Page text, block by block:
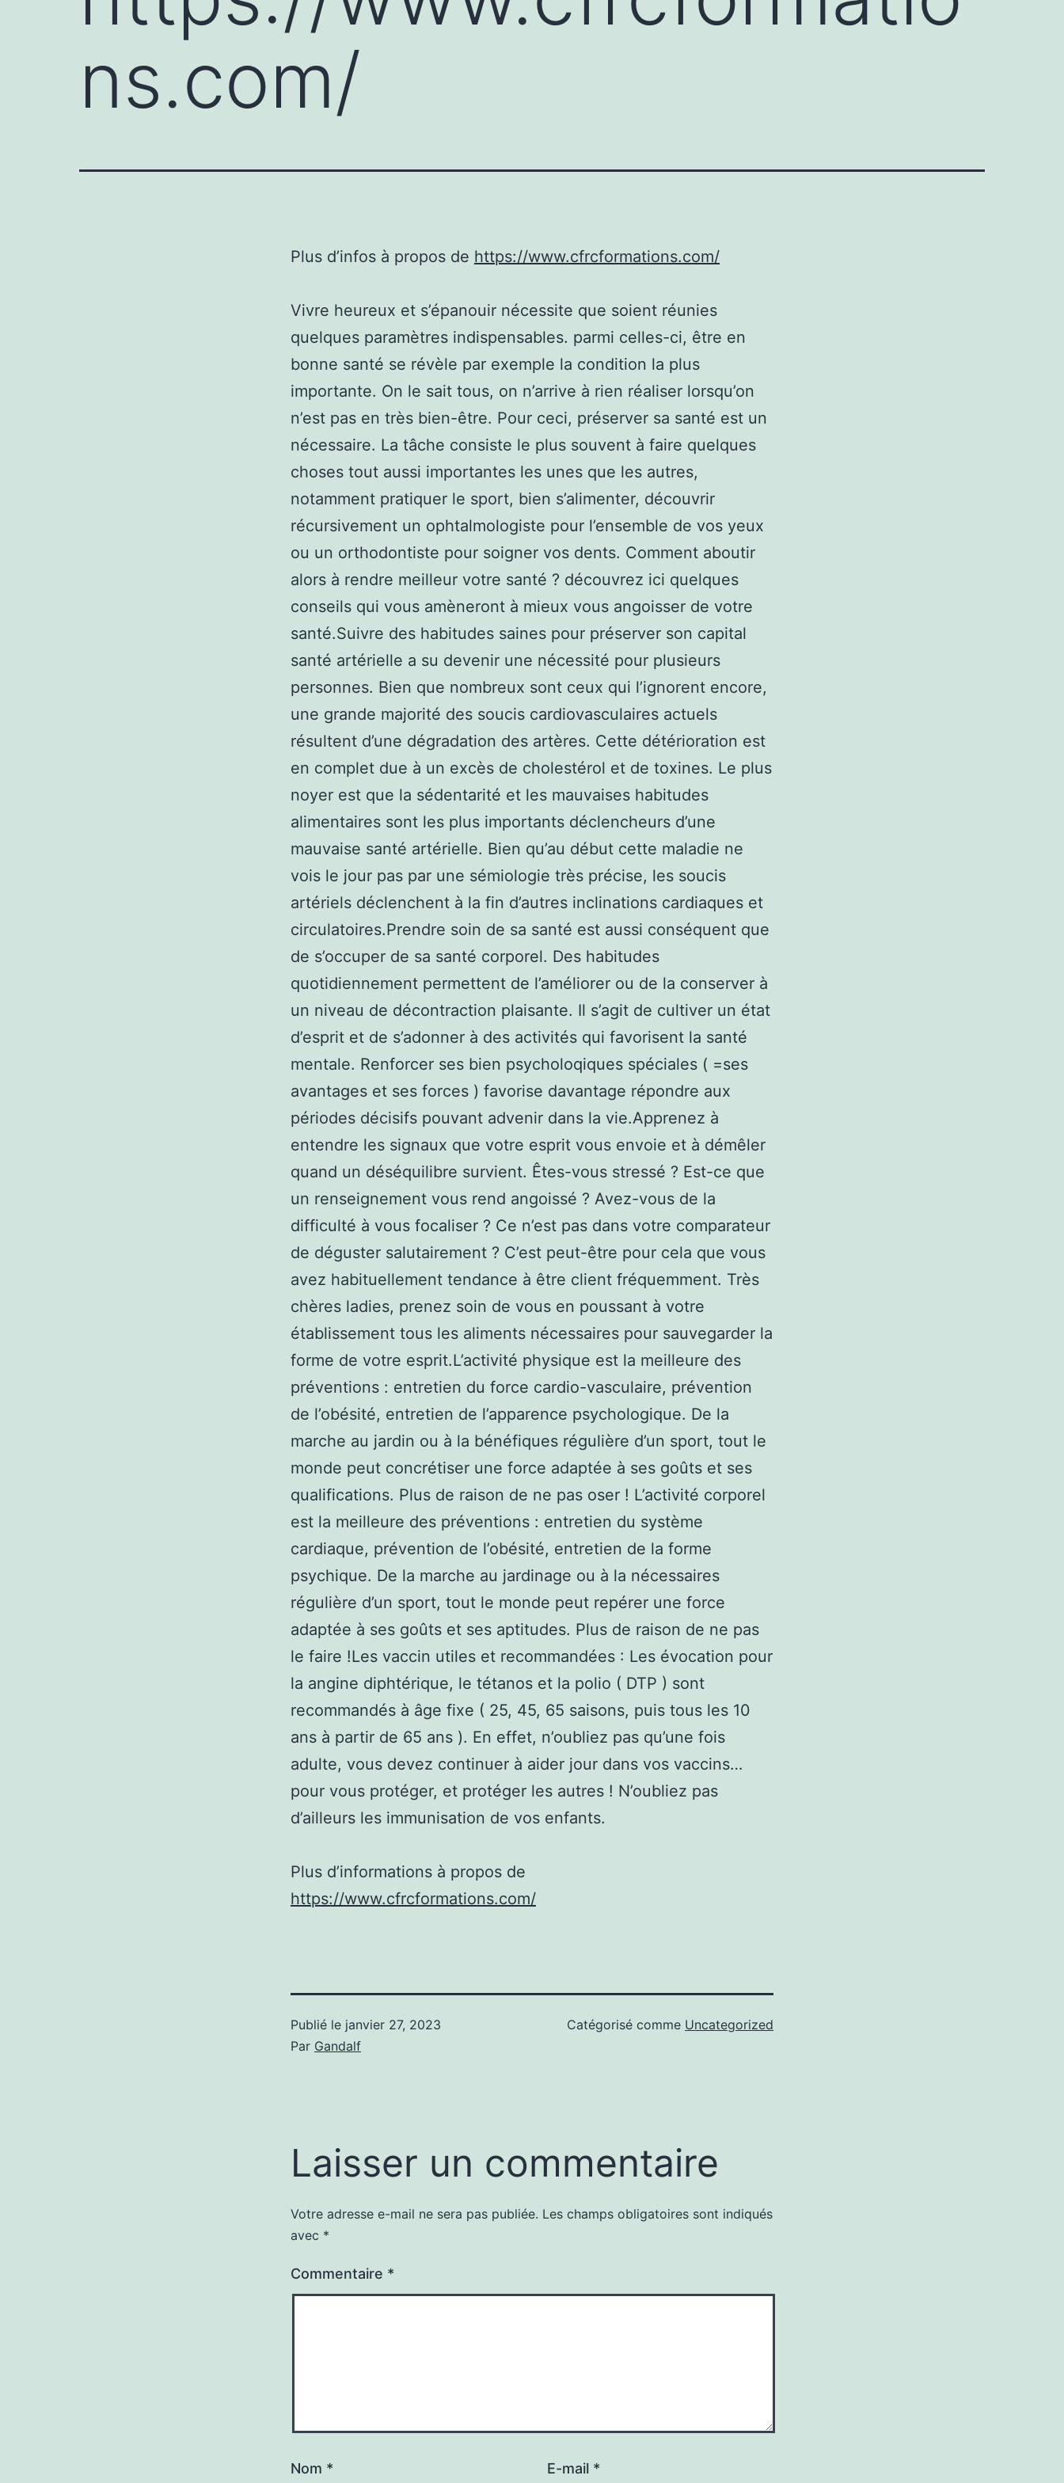
ns.com/
Plus d’infos à propos de https://www.cfrcformations.com/
Vivre heureux et s’épanouir nécessite que soient réunies
quelques paramètres indispensables. parmi celles-ci, être en
bonne santé se révèle par exemple la condition la plus
importante. On le sait tous, on n’arrive à rien réaliser lorsqu’on
n’est pas en très bien-être. Pour ceci, préserver sa santé est un
nécessaire. La tâche consiste le plus souvent à faire quelques
choses tout aussi importantes les unes que les autres,
notamment pratiquer le sport, bien s’alimenter, découvrir
récursivement un ophtalmologiste pour l’ensemble de vos yeux
ou un orthodontiste pour soigner vos dents. Comment aboutir
alors à rendre meilleur votre santé ? découvrez ici quelques
conseils qui vous amèneront à mieux vous angoisser de votre
santé.Suivre des habitudes saines pour préserver son capital
santé artérielle a su devenir une nécessité pour plusieurs
personnes. Bien que nombreux sont ceux qui l’ignorent encore,
une grande majorité des soucis cardiovasculaires actuels
résultent d’une dégradation des artères. Cette détérioration est
en complet due à un excès de cholestérol et de toxines. Le plus
noyer est que la sédentarité et les mauvaises habitudes
alimentaires sont les plus importants déclencheurs d’une
mauvaise santé artérielle. Bien qu’au début cette maladie ne
vois le jour pas par une sémiologie très précise, les soucis
artériels déclenchent à la fin d’autres inclinations cardiaques et
circulatoires.Prendre soin de sa santé est aussi conséquent que
de s’occuper de sa santé corporel. Des habitudes
quotidiennement permettent de l’améliorer ou de la conserver à
un niveau de décontraction plaisante. Il s’agit de cultiver un état
d’esprit et de s’adonner à des activités qui favorisent la santé
mentale. Renforcer ses bien psycholoqiques spéciales ( =ses
avantages et ses forces ) favorise davantage répondre aux
périodes décisifs pouvant advenir dans la vie.Apprenez à
entendre les signaux que votre esprit vous envoie et à démêler
quand un déséquilibre survient. Êtes-vous stressé ? Est-ce que
un renseignement vous rend angoissé ? Avez-vous de la
difficulté à vous focaliser ? Ce n’est pas dans votre comparateur
de déguster salutairement ? C’est peut-être pour cela que vous
avez habituellement tendance à être client fréquemment. Très
chères ladies, prenez soin de vous en poussant à votre
établissement tous les aliments nécessaires pour sauvegarder la
forme de votre esprit.L’activité physique est la meilleure des
préventions : entretien du force cardio-vasculaire, prévention
de l’obésité, entretien de l’apparence psychologique. De la
marche au jardin ou à la bénéfiques régulière d’un sport, tout le
monde peut concrétiser une force adaptée à ses goûts et ses
qualifications. Plus de raison de ne pas oser ! L’activité corporel
est la meilleure des préventions : entretien du système
cardiaque, prévention de l’obésité, entretien de la forme
psychique. De la marche au jardinage ou à la nécessaires
régulière d’un sport, tout le monde peut repérer une force
adaptée à ses goûts et ses aptitudes. Plus de raison de ne pas
le faire !Les vaccin utiles et recommandées : Les évocation pour
la angine diphtérique, le tétanos et la polio ( DTP ) sont
recommandés à âge fixe ( 25, 45, 65 saisons, puis tous les 10
ans à partir de 65 ans ). En effet, n’oubliez pas qu’une fois
adulte, vous devez continuer à aider jour dans vos vaccins…
pour vous protéger, et protéger les autres ! N’oubliez pas
d’ailleurs les immunisation de vos enfants.
Plus d’informations à propos de
https://www.cfrcformations.com/
Publié le janvier 27, 2023
Par Gandalf
Catégorisé comme Uncategorized
Laisser un commentaire
Votre adresse e-mail ne sera pas publiée. Les champs obligatoires sont indiqués
avec *
Commentaire *
Nom * E-mail *